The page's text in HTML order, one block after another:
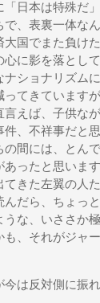
「日本は特殊だ
で、表裏一体な
大国でまた負け
心に影を落とし
ナショナリズム
ってきています
言えば、子供な
件、不祥事だと
の間には、とん
あったと思いま
てきた左翼の人
んだら、ちょっ
うな、いささか
も、それがジャ
は反対側に振れ